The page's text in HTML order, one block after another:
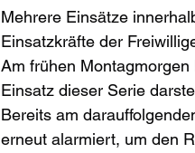
Mehrere Einsätze
Einsatzkräfte der
Am frühen
Einsatz dieser Serie
Bereits am
erneut alarmiert, um den